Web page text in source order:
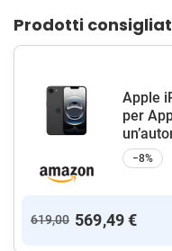
Prodotti
Apple
per
−8%
619,00 569,49 €